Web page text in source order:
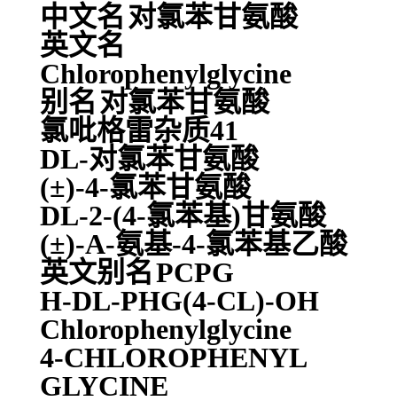
中文名对氯苯甘氨酸
英文名
Chlorophenylglycine
别名对氯苯甘氨酸
氯吡格雷杂质41
DL-对氯苯甘氨酸
(±)-4-氯苯甘氨酸
DL-2-(4-氯苯基)甘氨酸
(±)-Α-氨基-4-氯苯基乙酸
英文别名PCPG
H-DL-PHG(4-CL)-OH
Chlorophenylglycine
4-CHLOROPHENYL
GLYCINE